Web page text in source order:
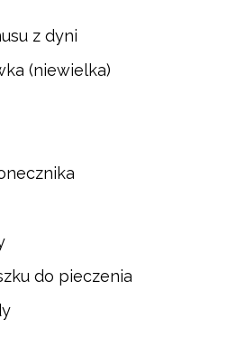
z dyni
(niewielka)
do pieczenia